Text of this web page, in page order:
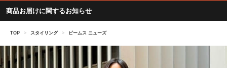
商品お届けに関するお知らせ
TOP > スタイリング > ビームス ニューズ